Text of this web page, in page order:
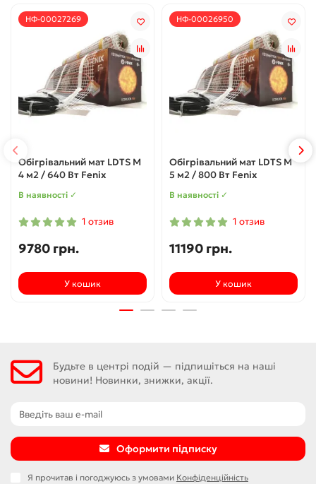
НФ-00027269
Обігрівальний мат LDTS M
4 м2 / 640 Вт Fenix
В наявності ✓
1 отзив
9780 грн.
У кошик
НФ-00026950
Обігрівальний мат LDTS M
5 м2 / 800 Вт Fenix
В наявності ✓
1 отзив
11190 грн.
У кошик
Будьте в центрі подій — підпишіться на наші
новини! Новинки, знижки, акції.
Оформити підписку
Я прочитав і погоджуюсь з умовами Конфіденційність